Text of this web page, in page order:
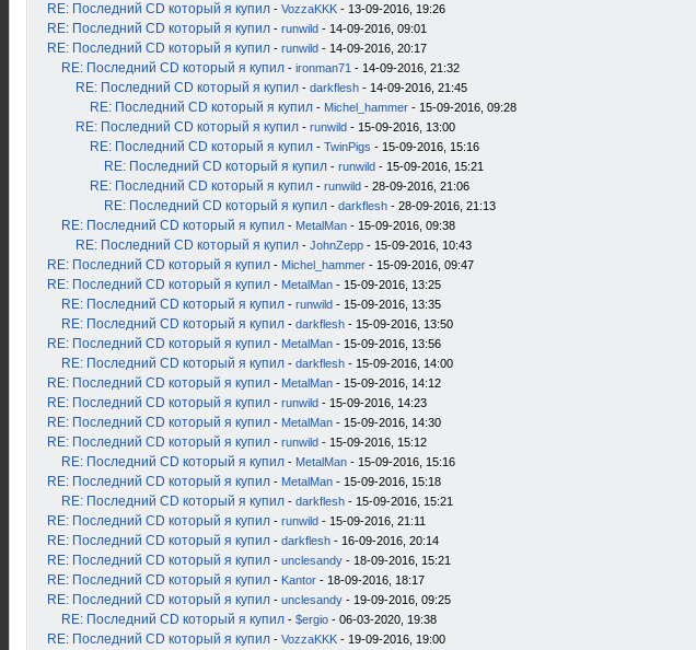
RE: Последний CD который я купил - VozzaKKK - 13-09-2016, 19:26
RE: Последний CD который я купил - runwild - 14-09-2016, 09:01
RE: Последний CD который я купил - runwild - 14-09-2016, 20:17
RE: Последний CD который я купил - ironman71 - 14-09-2016, 21:32
RE: Последний CD который я купил - darkflesh - 14-09-2016, 21:45
RE: Последний CD который я купил - Michel_hammer - 15-09-2016, 09:28
RE: Последний CD который я купил - runwild - 15-09-2016, 13:00
RE: Последний CD который я купил - TwinPigs - 15-09-2016, 15:16
RE: Последний CD который я купил - runwild - 15-09-2016, 15:21
RE: Последний CD который я купил - runwild - 28-09-2016, 21:06
RE: Последний CD который я купил - darkflesh - 28-09-2016, 21:13
RE: Последний CD который я купил - MetalMan - 15-09-2016, 09:38
RE: Последний CD который я купил - JohnZepp - 15-09-2016, 10:43
RE: Последний CD который я купил - Michel_hammer - 15-09-2016, 09:47
RE: Последний CD который я купил - MetalMan - 15-09-2016, 13:25
RE: Последний CD который я купил - runwild - 15-09-2016, 13:35
RE: Последний CD который я купил - darkflesh - 15-09-2016, 13:50
RE: Последний CD который я купил - MetalMan - 15-09-2016, 13:56
RE: Последний CD который я купил - darkflesh - 15-09-2016, 14:00
RE: Последний CD который я купил - MetalMan - 15-09-2016, 14:12
RE: Последний CD который я купил - runwild - 15-09-2016, 14:23
RE: Последний CD который я купил - MetalMan - 15-09-2016, 14:30
RE: Последний CD который я купил - runwild - 15-09-2016, 15:12
RE: Последний CD который я купил - MetalMan - 15-09-2016, 15:16
RE: Последний CD который я купил - MetalMan - 15-09-2016, 15:18
RE: Последний CD который я купил - darkflesh - 15-09-2016, 15:21
RE: Последний CD который я купил - runwild - 15-09-2016, 21:11
RE: Последний CD который я купил - darkflesh - 16-09-2016, 20:14
RE: Последний CD который я купил - unclesandy - 18-09-2016, 15:21
RE: Последний CD который я купил - Kantor - 18-09-2016, 18:17
RE: Последний CD который я купил - unclesandy - 19-09-2016, 09:25
RE: Последний CD который я купил - $ergio - 06-03-2020, 19:38
RE: Последний CD который я купил - VozzaKKK - 19-09-2016, 19:00